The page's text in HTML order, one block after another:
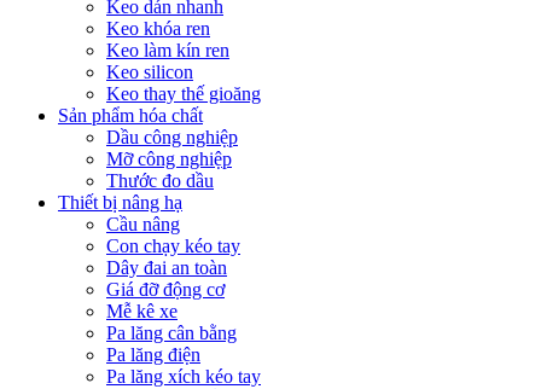
Keo dán nhanh
Keo khóa ren
Keo làm kín ren
Keo silicon
Keo thay thế gioăng
Sản phẩm hóa chất
Dầu công nghiệp
Mỡ công nghiệp
Thước đo dầu
Thiết bị nâng hạ
Cầu nâng
Con chạy kéo tay
Dây đai an toàn
Giá đỡ động cơ
Mễ kê xe
Pa lăng cân bằng
Pa lăng điện
Pa lăng xích kéo tay